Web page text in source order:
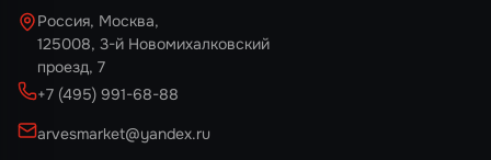
Россия, Москва,
125008, 3-й Новомихалковский
проезд, 7
+7 (495) 991-68-88
arvesmarket@yandex.ru